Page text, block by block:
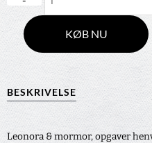
KØB NU
BESKRIVELSE
Leonora & mormor, opgaver